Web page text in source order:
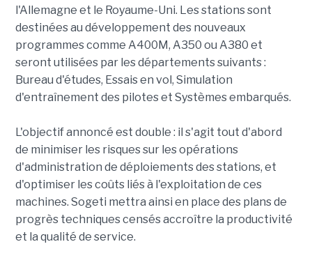
l'Allemagne et le Royaume-Uni. Les stations sont
destinées au développement des nouveaux
programmes comme A400M, A350 ou A380 et
seront utilisées par les départements suivants :
Bureau d'études, Essais en vol, Simulation
d'entraînement des pilotes et Systèmes embarqués.
L'objectif annoncé est double : il s'agit tout d'abord
de minimiser les risques sur les opérations
d'administration de déploiements des stations, et
d'optimiser les coûts liés à l'exploitation de ces
machines. Sogeti mettra ainsi en place des plans de
progrès techniques censés accroître la productivité
et la qualité de service.